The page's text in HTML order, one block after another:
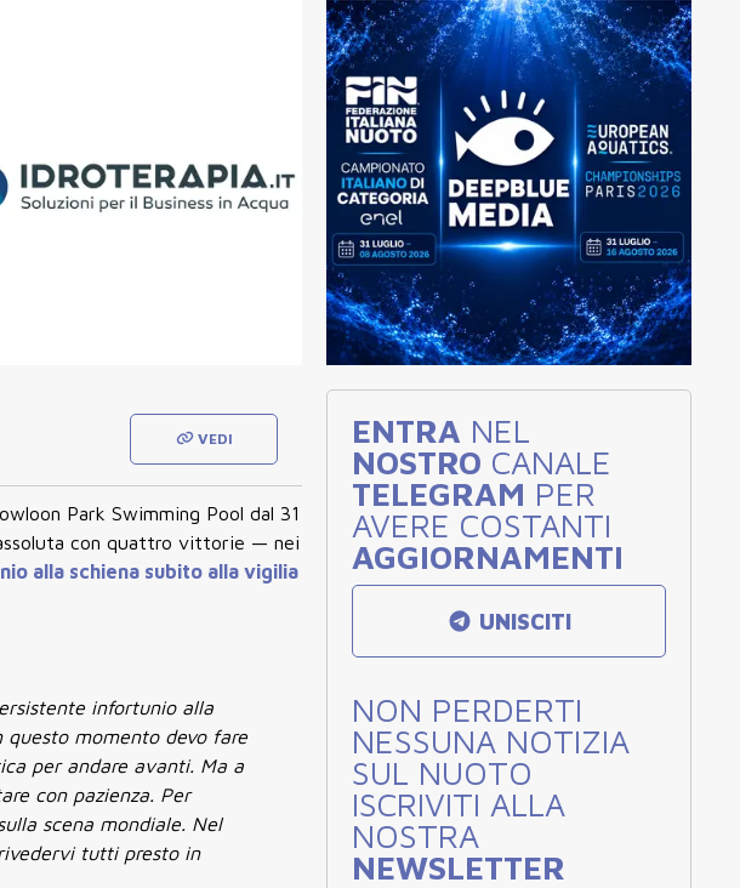
VEDI
Park Swimming Pool dal 31
con quattro vittorie — nei
alla schiena subito alla vigilia
infortunio alla
questo momento devo fare
per andare avanti. Ma a
con pazienza. Per
scena mondiale. Nel
tutti presto in
ENTRA NEL
NOSTRO CANALE
TELEGRAM PER
AVERE COSTANTI
AGGIORNAMENTI
UNISCITI
NON PERDERTI
NESSUNA NOTIZIA
SUL NUOTO
ISCRIVITI ALLA
NOSTRA
NEWSLETTER